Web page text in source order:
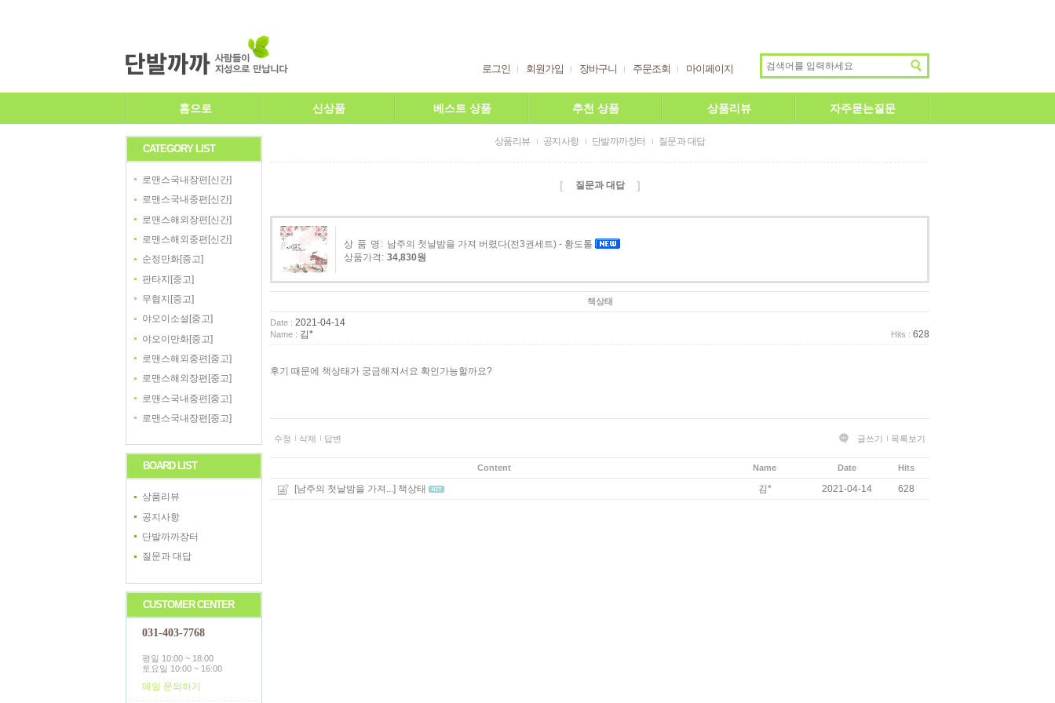
로그인 회원가입 장바구니 주문조회 마이페이지
홈으로 신상품 베스트 상품 추천 상품 상품리뷰 자주묻는질문
CATEGORY LIST
로맨스국내장편[신간]
로맨스국내중편[신간]
로맨스해외장편[신간]
로맨스해외중편[신간]
순정만화[중고]
판타지[중고]
무협지[중고]
야오이소설[중고]
야오이만화[중고]
로맨스해외중편[중고]
로맨스해외장편[중고]
로맨스국내중편[중고]
로맨스국내장편[중고]
BOARD LIST
상품리뷰
공지사항
단발까까장터
질문과 대답
CUSTOMER CENTER
031-403-7768
평일 10:00 ~ 18:00
토요일 10:00 ~ 16:00
메일 문의하기
상품리뷰 공지사항 단발까까장터 질문과 대답
[ 질문과 대답 ]
상 품 명: 남주의 첫날밤을 가져 버렸다(전3권세트) - 황도톨
상품가격: 34,830원
책상태
Date : 2021-04-14
Name : 김* Hits : 628
후기 때문에 책상태가 궁금해져서요 확인가능할까요?
수정 삭제 답변 글쓰기 목록보기
Content Name Date Hits
[남주의 첫날밤을 가져...] 책상태 김* 2021-04-14 628